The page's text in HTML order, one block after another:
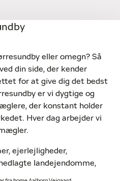
eller omegn? Så
din side, der kender
for at give dig det bedst
er vi dygtige og
der konstant holder
Hver dag arbejder vi
ejerlejligheder,
landejendomme,